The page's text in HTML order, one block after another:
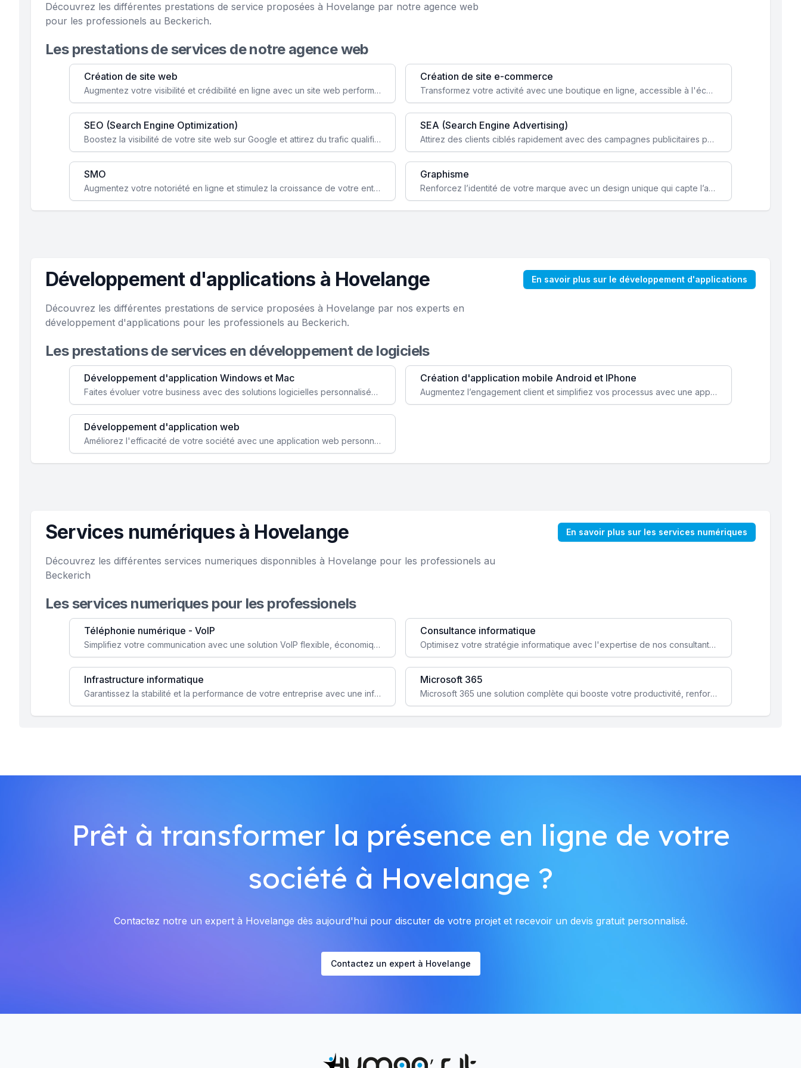
Découvrez les différentes prestations de service proposées à Hovelange par notre agence web
pour les professionels au Beckerich.
Les prestations de services de notre agence web
Création de site web
Augmentez votre visibilité et crédibilité en ligne avec un site web performant, conçu pour attirer plus de clients.
Création de site e-commerce
Transformez votre activité avec une boutique en ligne, accessible à l'échelle mondiale 24/7.
SEO (Search Engine Optimization)
Boostez la visibilité de votre site web sur Google et attirez du trafic qualifié grâce à nos stratégies SEO.
SEA (Search Engine Advertising)
Attirez des clients ciblés rapidement avec des campagnes publicitaires payantes optimisées pour vos objectifs.
SMO
Augmentez votre notoriété en ligne et stimulez la croissance de votre entreprise grâce à une stratégie sociale sur mesure.
Graphisme
Renforcez l’identité de votre marque avec un design unique qui capte l’attention et engage vos clients.
Développement d'applications à Hovelange En savoir plus sur le développement d'applications
Découvrez les différentes prestations de service proposées à Hovelange par nos experts en
développement d'applications pour les professionels au Beckerich.
Les prestations de services en développement de logiciels
Développement d'application Windows et Mac
Faites évoluer votre business avec des solutions logicielles personnalisées, parfaitement adaptées à vos besoins spécifiques.
Création d'application mobile Android et IPhone
Augmentez l’engagement client et simplifiez vos processus avec une application mobile sur mesure, disponible sur iOS et Android.
Développement d'application web
Améliorez l'efficacité de votre société avec une application web personnalisée accessible partout et tout le temps.
Services numériques à Hovelange En savoir plus sur les services numériques
Découvrez les différentes services numeriques disponnibles à Hovelange pour les professionels au
Beckerich
Les services numeriques pour les professionels
Téléphonie numérique - VoIP
Simplifiez votre communication avec une solution VoIP flexible, économique et adaptée à vos besoins professionnels.
Consultance informatique
Optimisez votre stratégie informatique avec l'expertise de nos consultants pour améliorer votre efficacité et sécurité.
Infrastructure informatique
Garantissez la stabilité et la performance de votre entreprise avec une infrastructure IT sécurisée et évolutive.
Microsoft 365
Microsoft 365 une solution complète qui booste votre productivité, renforce la sécurité de vos données et facilite la collaboration.
Prêt à transformer la présence en ligne de votre
société à Hovelange ?
Contactez notre un expert à Hovelange dès aujourd'hui pour discuter de votre projet et recevoir un devis gratuit personnalisé.
Contactez un expert à Hovelange